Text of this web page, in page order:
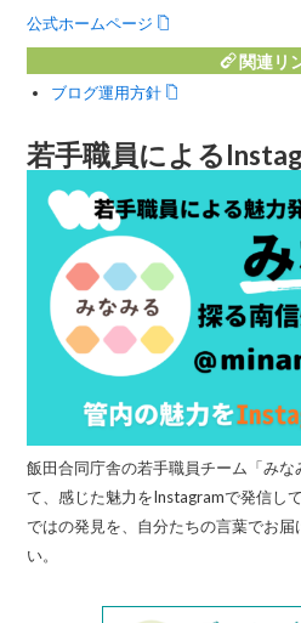
公式ホームページ
関連リ
ブログ運用方針
若手職員による
飯田合同庁舎の若手職員チーム「みな
て、感じた魅力をInstagramで発信し
ではの発見を、自分たちの言葉でお
い。